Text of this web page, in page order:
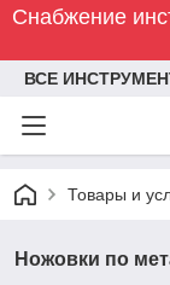
Снабжение
ВСЕ
Товары и
Ножовки по